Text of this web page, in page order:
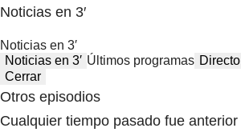
Noticias en 3′
Noticias en 3′
Noticias en 3′ Últimos programas Directo
Cerrar
Otros episodios
Cualquier tiempo pasado fue anterior